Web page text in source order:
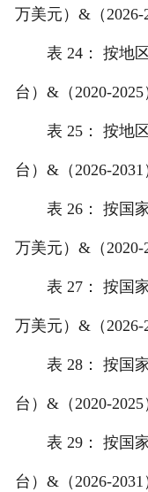
万美元）&（2026-
表 24： 按地区-
台）&（2020-2025
表 25： 按地区-
台）&（2026-2031
表 26： 按国家-
万美元）&（2020-
表 27： 按国家-
万美元）&（2026-
表 28： 按国家-
台）&（2020-2025
表 29： 按国家-
台）&（2026-2031